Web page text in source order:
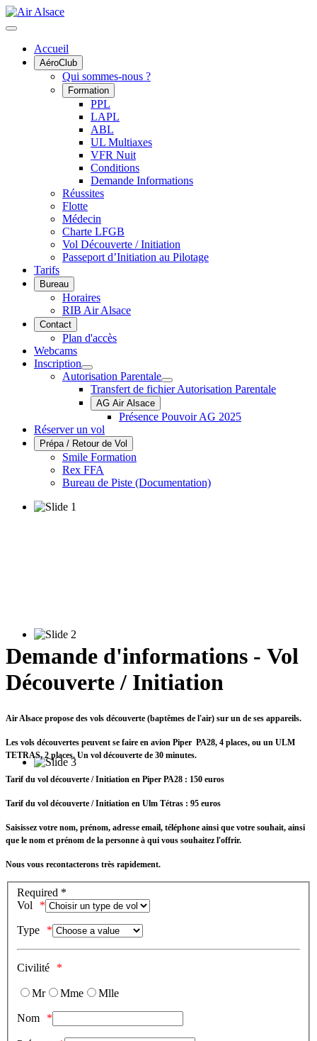
Accueil
AéroClub
Qui sommes-nous ?
Formation
PPL
LAPL
ABL
UL Multiaxes
VFR Nuit
Conditions
Demande Informations
Réussites
Flotte
Médecin
Charte LFGB
Vol Découverte / Initiation
Passeport d’Initiation au Pilotage
Tarifs
Bureau
Horaires
RIB Air Alsace
Contact
Plan d'accès
Webcams
Inscription
Autorisation Parentale
Transfert de fichier Autorisation Parentale
AG Air Alsace
Présence Pouvoir AG 2025
Réserver un vol
Prépa / Retour de Vol
Smile Formation
Rex FFA
Bureau de Piste (Documentation)
Demande d'informations - Vol
Découverte / Initiation
Air Alsace propose des vols découverte (baptêmes de l'air) sur un de ses appareils.
Les vols découvertes peuvent se faire en avion Piper PA28, 4 places, ou un ULM
TETRAS, 2 places. Un vol découverte de 30 minutes.
Tarif du vol découverte / Initiation en Piper PA28 : 150 euros
Tarif du vol découverte / Initiation en Ulm Tétras : 95 euros
Saisissez votre nom, prénom, adresse email, téléphone ainsi que votre souhait, ainsi
que le nom et prénom de la personne à qui vous souhaitez l'offrir.
Nous vous recontacterons très rapidement.
Required *
Vol
Type
Civilité
Mr Mme Mlle
Nom